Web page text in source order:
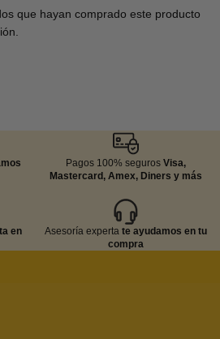
que hayan comprado este producto
en
Pagos 100% seguros Visa,
Mastercard, Amex, Diners y más
Asesoría experta te ayudamos en tu
compra